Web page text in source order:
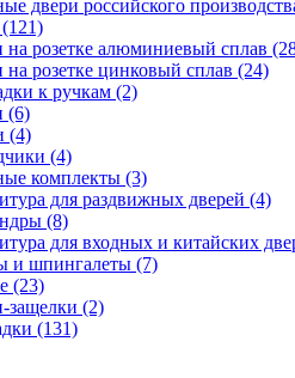
двери российского
на розетке алюминиевый сплав
на розетке цинковый сплав (24)
к ручкам (2)
(6)
(4)
(4)
комплекты (3)
для раздвижных дверей (4)
(8)
для входных и китайских
и шпингалеты (7)
(23)
защелки (2)
(131)